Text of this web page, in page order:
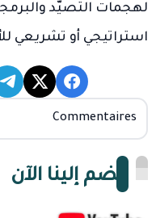
لهجمات التصيّد
استراتيجي أو تشريعي
Commentaires
انضم إلينا الآن